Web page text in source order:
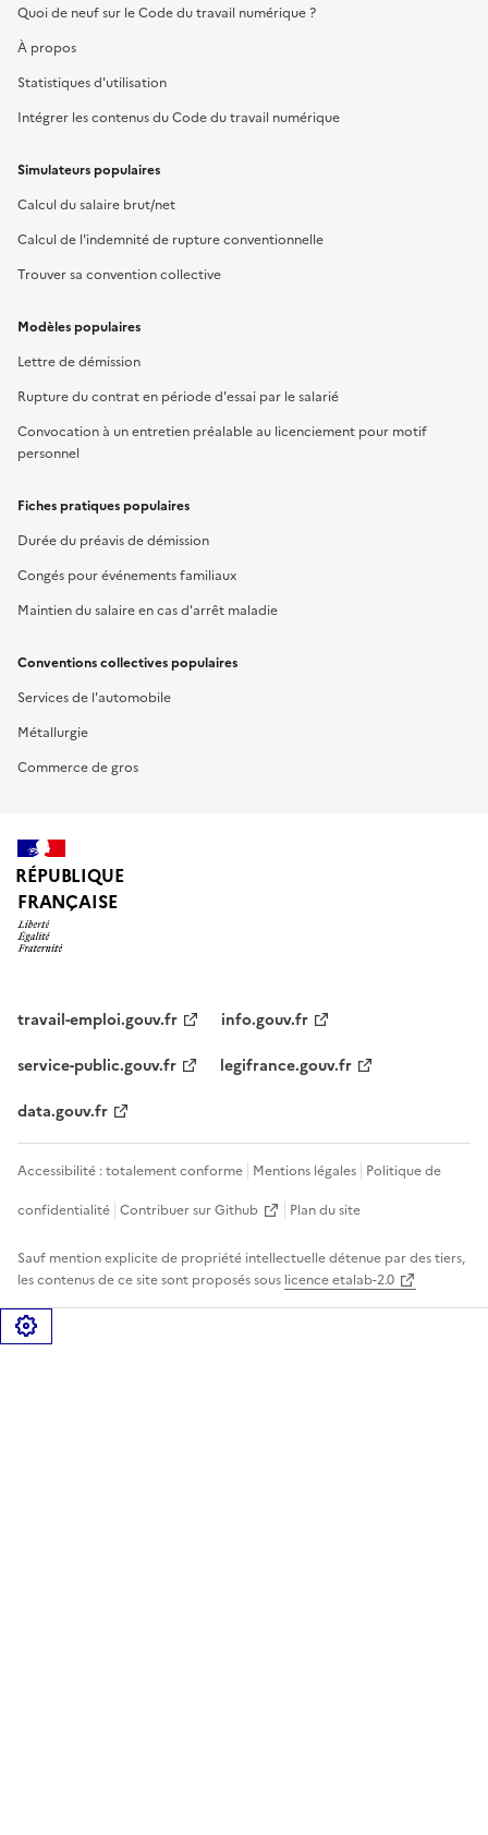
Quoi de neuf sur le Code du travail numérique ?
À propos
Statistiques d'utilisation
Intégrer les contenus du Code du travail numérique
Simulateurs populaires
Calcul du salaire brut/net
Calcul de l'indemnité de rupture conventionnelle
Trouver sa convention collective
Modèles populaires
Lettre de démission
Rupture du contrat en période d'essai par le salarié
Convocation à un entretien préalable au licenciement pour motif
personnel
Fiches pratiques populaires
Durée du préavis de démission
Congés pour événements familiaux
Maintien du salaire en cas d'arrêt maladie
Conventions collectives populaires
Services de l'automobile
Métallurgie
Commerce de gros
RÉPUBLIQUE
FRANÇAISE
travail-emploi.gouv.fr
info.gouv.fr
service-public.gouv.fr
legifrance.gouv.fr
data.gouv.fr
Accessibilité : totalement conforme Mentions légales Politique de
confidentialité Contribuer sur Github Plan du site
Sauf mention explicite de propriété intellectuelle détenue par des tiers,
les contenus de ce site sont proposés sous licence etalab-2.0
Gérer les cookies